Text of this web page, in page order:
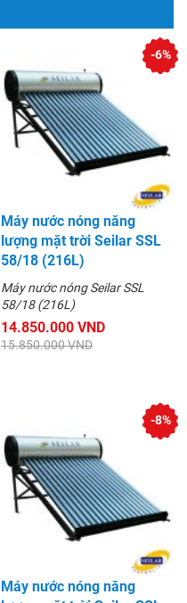
Máy nước nóng năng
lượng mặt trời Seilar SSL
58/18 (216L)
Máy nước nóng Seilar SSL
58/18 (216L)
14.850.000 VND
15.850.000 VND
-6%
Máy nước nóng năng
-8%